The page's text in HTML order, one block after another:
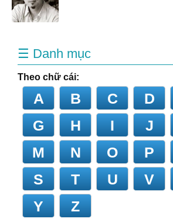
☰ Danh mục
Theo chữ cái:
A B C D
G
H I J
M
N O P
S
T U V
Y
Z